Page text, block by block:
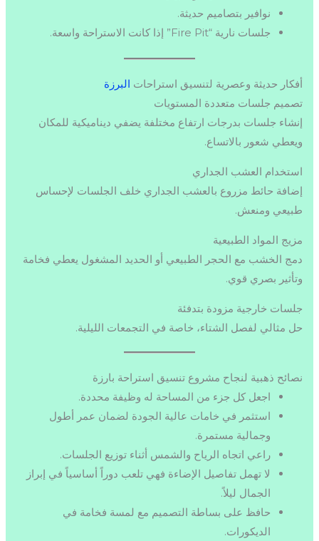
نوافير بتصاميم حديثة.
جلسات نارية “Fire Pit” إذا كانت الاستراحة واسعة.
أفكار حديثة وعصرية لتنسيق استراحات البرزة
تصميم جلسات متعددة المستويات
إنشاء جلسات بدرجات ارتفاع مختلفة يضفي ديناميكية للمكان
ويعطي شعور بالاتساع.
استخدام العشب الجداري
إضافة حائط مزروع بالعشب الجداري خلف الجلسات لإحساس
طبيعي ومنعش.
مزيج المواد الطبيعية
دمج الخشب مع الحجر الطبيعي أو الحديد المشغول يعطي فخامة
وتأثير بصري قوي.
جلسات خارجية مزودة بتدفئة
حل مثالي لفصل الشتاء، خاصة في التجمعات الليلية.
نصائح ذهبية لنجاح مشروع تنسيق استراحة بارزة
اجعل كل جزء من المساحة له وظيفة محددة.
استثمر في خامات عالية الجودة لضمان عمر أطول
وجمالية مستمرة.
راعي اتجاه الرياح والشمس أثناء توزيع الجلسات.
لا تهمل تفاصيل الإضاءة فهي تلعب دوراً أساسياً في إبراز
الجمال ليلاً.
حافظ على بساطة التصميم مع لمسة فخامة في
الديكورات.